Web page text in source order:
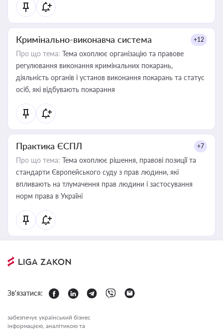
Кримінально-виконавча система +12
Про що тема: Тема охоплює організацію та правове
регулювання виконання кримінальних покарань,
діяльність органів і установ виконання покарань та статус
осіб, які відбувають покарання
Практика ЄСПЛ +7
Про що тема: Тема охоплює рішення, правові позиції та
стандарти Європейського суду з прав людини, які
впливають на тлумачення прав людини і застосування
норм права в Україні
Зв'язатися:
забезпечує український бізнес
інформацією, аналітикою та